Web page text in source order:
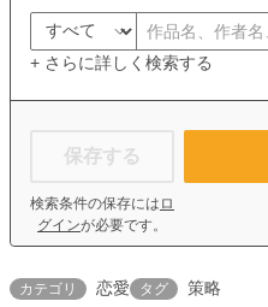
+ さらに詳しく検索する
保存する
検索条件の保存には ロ
グインが必要です。
カテゴリ 恋愛 タグ 策略